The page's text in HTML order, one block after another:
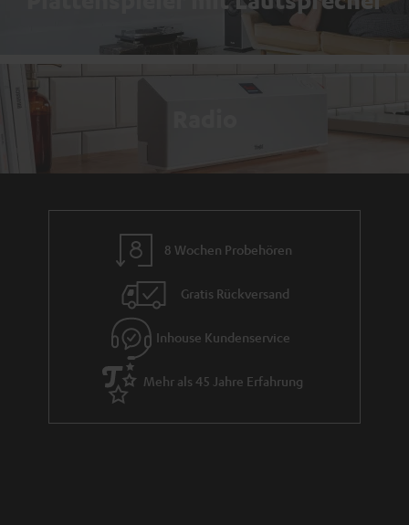
8 Wochen Probehören
Gratis Rückversand
Inhouse Kundenservice
Mehr als 45 Jahre Erfahrung